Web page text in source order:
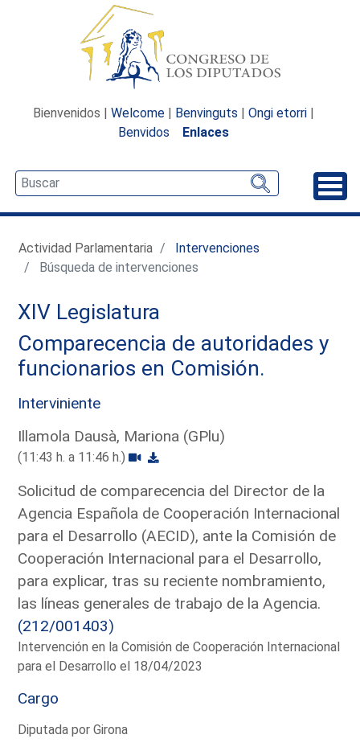
Bienvenidos | Welcome | Benvinguts | Ongi etorri |
Benvidos
Enlaces
Actividad Parlamentaria
Intervenciones
Búsqueda de intervenciones
XIV Legislatura
Comparecencia de autoridades y
funcionarios en Comisión.
Interviniente
Illamola Dausà, Mariona (GPlu)
(11:43 h. a 11:46 h.)
Solicitud de comparecencia del Director de la
Agencia Española de Cooperación Internacional
para el Desarrollo (AECID), ante la Comisión de
Cooperación Internacional para el Desarrollo,
para explicar, tras su reciente nombramiento,
las líneas generales de trabajo de la Agencia.
(212/001403)
Intervención en la Comisión de Cooperación Internacional
para el Desarrollo el 18/04/2023
Cargo
Diputada por Girona